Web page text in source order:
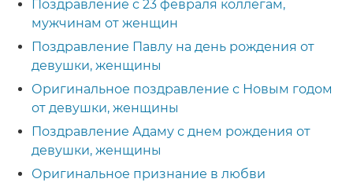
Поздравление с 23 февраля коллегам,
мужчинам от женщин
Поздравление Павлу на день рождения от
девушки, женщины
Оригинальное поздравление с Новым годом
от девушки, женщины
Поздравление Адаму с днем рождения от
девушки, женщины
Оригинальное признание в любви